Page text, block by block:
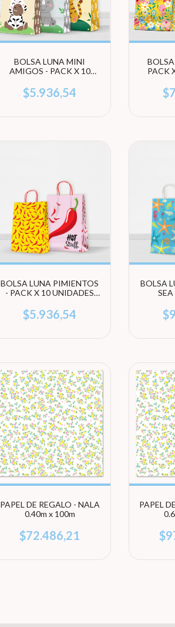
BOLSA LUNA MINI
AMIGOS - PACK X 10
TAMAÑO)
$5.936,54
PACK
BOLSA LUNA PIMIENTOS
- PACK X 10 UNIDADES
$5.936,54
BOLSA
PAPEL DE REGALO - NALA
0.40m x 100m
$72.486,21
PAPEL